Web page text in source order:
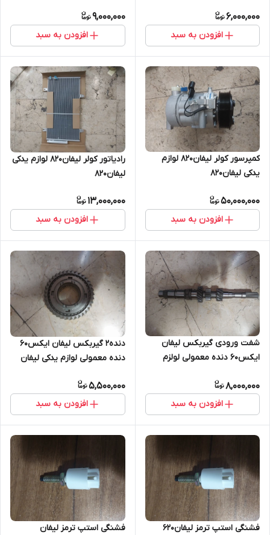
6,000,000
افزودن به سبد
9,000,000
افزودن به سبد
کمپرسور کولر لیفان۸۲۰ لوازم
یدکی لیفان۸۲۰
50,000,000
افزودن به سبد
رادیاتور کولر لیفان۸۲۰ لوازم یدکی
لیفان۸۲۰
13,000,000
افزودن به سبد
شفت ورودی گیربکس لیفان
ایکس۶۰ دنده معمولی لولزم
8,000,000
افزودن به سبد
دنده۲ گیربکس لیفان ایکس۶۰
دنده معمولی لوازم یدکی لیفان
5,500,000
افزودن به سبد
فشنگی استپ ترمز لیفان۶۲۰
فشنگی استپ ترمز لیفان